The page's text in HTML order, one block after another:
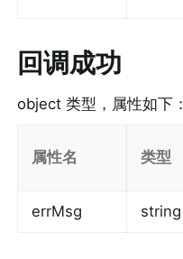
回调成功
object 类型，属性如下：
属性名 类型
errMsg string